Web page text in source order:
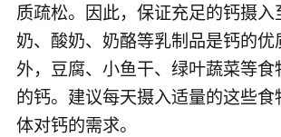
质疏松。因此，保证充足的钙摄入
奶、酸奶、奶酪等乳制品是钙的优
外，豆腐、小鱼干、绿叶蔬菜等食
的钙。建议每天摄入适量的这些食
体对钙的需求。